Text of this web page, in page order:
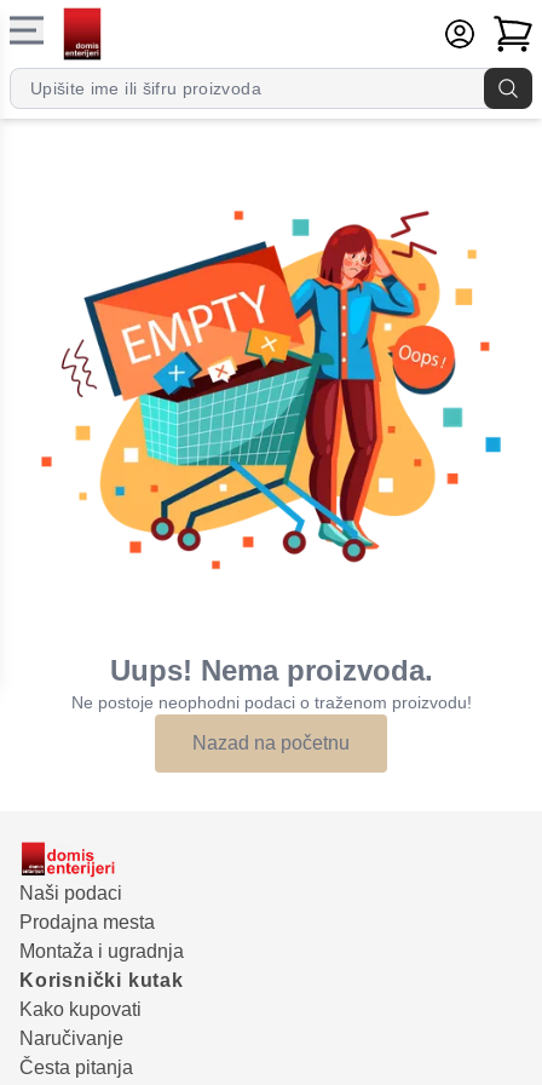
Uups! Nema proizvoda.
Ne postoje neophodni podaci o traženom proizvodu!
Nazad na početnu
Naši podaci
Prodajna mesta
Montaža i ugradnja
Korisnički kutak
Kako kupovati
Naručivanje
Česta pitanja